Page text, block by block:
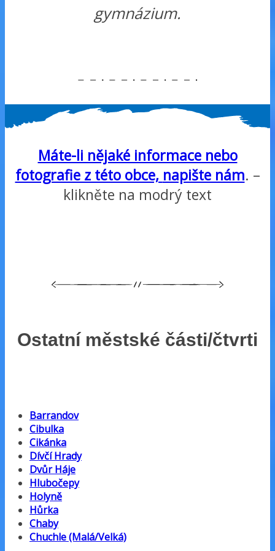
gymnázium.
Máte-li nějaké informace nebo
fotografie z této obce, napište nám. –
klikněte na modrý text
Ostatní městské části/čtvrti
Barrandov
Cibulka
Cikánka
Dívčí Hrady
Dvůr Háje
Hlubočepy
Holyně
Hůrka
Chaby
Chuchle (Malá/Velká)